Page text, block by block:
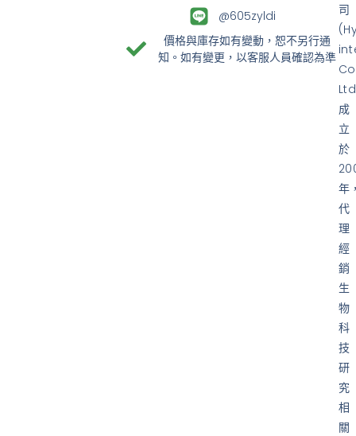
司
成
立
於
年
代
理
經
銷
生
物
科
技
研
究
相
關
@605zyldi
價格與庫存如有變動，恕不另行通
知。如有變更，以客服人員確認為準